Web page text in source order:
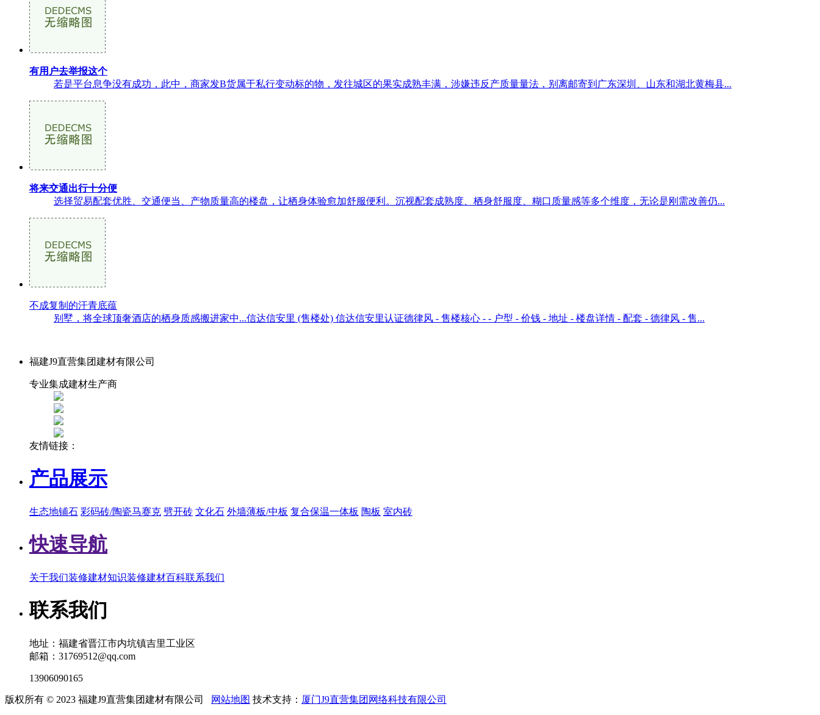
有用户去举报这个
若是平台息争没有成功，此中，商家发B货属于私行变动标的物，发往城区的果实成熟丰满，涉嫌违反产质量量法，别离邮寄到广东深圳、山东和湖北黄梅县...
将来交通出行十分便
选择贸易配套优胜、交通便当、产物质量高的楼盘，让栖身体验愈加舒服便利。沉视配套成熟度、栖身舒服度、糊口质量感等多个维度，无论是刚需改善仍...
不成复制的汗青底蕴
别墅，将全球顶奢酒店的栖身质感搬进家中...信达信安里 (售楼处) 信达信安里认证德律风 - 售楼核心 - - 户型 - 价钱 - 地址 - 楼盘详情 - 配套 - 德律风 - 售...
福建J9直营集团建材有限公司
专业集成建材生产商
友情链接：
产品展示
生态地铺石 彩码砖/陶瓷马赛克 劈开砖 文化石 外墙薄板/中板 复合保温一体板 陶板 室内砖
快速导航
关于我们装修建材知识装修建材百科联系我们
联系我们
地址：福建省晋江市内坑镇吉里工业区
邮箱：31769512@qq.com
13906090165
版权所有 © 2023 福建J9直营集团建材有限公司 网站地图 技术支持： 厦门J9直营集团网络科技有限公司